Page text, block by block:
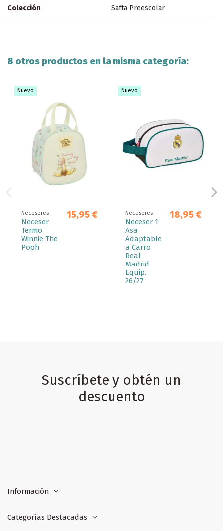
Colección Safta Preescolar
8 otros productos en la misma categoría:
Nuevo
Neceseres
Neceser
Termo
Winnie The
Pooh
15,95 €
Nuevo
Neceseres
Neceser 1
Asa
Adaptable
a Carro
Real
Madrid
Equip.
26/27
18,95 €
Suscríbete y obtén un
descuento
Información
Categorías Destacadas